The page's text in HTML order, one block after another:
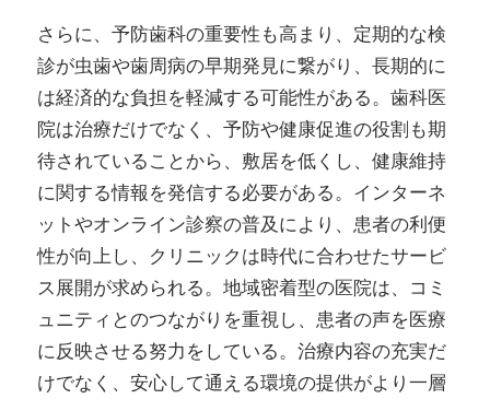
さらに、予防歯科の重要性も高まり、定期的な検
診が虫歯や歯周病の早期発見に繋がり、長期的に
は経済的な負担を軽減する可能性がある。歯科医
院は治療だけでなく、予防や健康促進の役割も期
待されていることから、敷居を低くし、健康維持
に関する情報を発信する必要がある。インターネ
ットやオンライン診察の普及により、患者の利便
性が向上し、クリニックは時代に合わせたサービ
ス展開が求められる。地域密着型の医院は、コミ
ュニティとのつながりを重視し、患者の声を医療
に反映させる努力をしている。治療内容の充実だ
けでなく、安心して通える環境の提供がより一層